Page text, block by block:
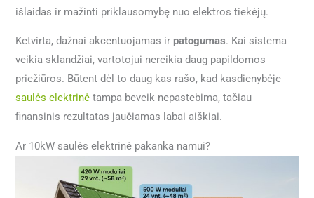
išlaidas ir mažinti priklausomybę nuo elektros tiekėjų.
Ketvirta, dažnai akcentuojamas irpatogumas. Kai sistema
veikia sklandžiai, vartotojui nereikia daug papildomos
priežiūros. Būtent dėl to daug kas rašo, kad kasdienybėje
saulės elektrinė tampa beveik nepastebima, tačiau
finansinis rezultatas jaučiamas labai aiškiai.
Ar 10kW saulės elektrinė pakanka namui?